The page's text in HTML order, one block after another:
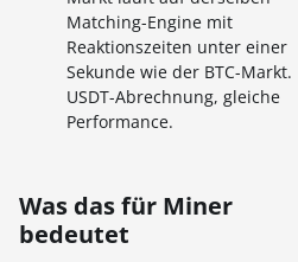
Matching-Engine mit
Reaktionszeiten unter einer
Sekunde wie der BTC-Markt.
USDT-Abrechnung, gleiche
Performance.
Was das für Miner
bedeutet